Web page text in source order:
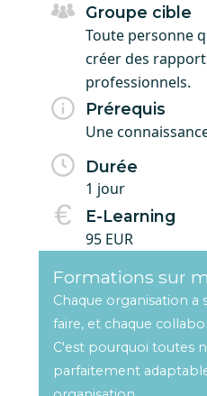
Groupe cible
Toute personne
créer des
professionnels.
Prérequis
Une
Durée
1 jour
E-Learning
95 EUR
Formations sur
Chaque organisation
faire, et chaque
C'est pourquoi toutes
parfaitement